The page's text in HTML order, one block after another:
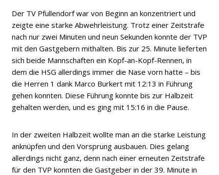
Der TV Pfullendorf war von Beginn an konzentriert und
zeigte eine starke Abwehrleistung. Trotz einer Zeitstrafe
nach nur zwei Minuten und neun Sekunden konnte der TVP
mit den Gastgebern mithalten. Bis zur 25. Minute lieferten
sich beide Mannschaften ein Kopf-an-Kopf-Rennen, in
dem die HSG allerdings immer die Nase vorn hatte – bis
die Herren 1 dank Marco Burkert mit 12:13 in Führung
gehen konnten. Diese Führung konnte bis zur Halbzeit
gehalten werden, und es ging mit 15:16 in die Pause.
In der zweiten Halbzeit wollte man an die starke Leistung
anknüpfen und den Vorsprung ausbauen. Dies gelang
allerdings nicht ganz, denn nach einer erneuten Zeitstrafe
für den TVP konnten die Gastgeber in der 39. Minute in